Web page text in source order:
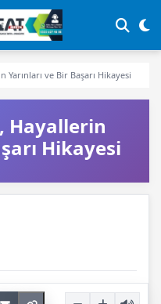
Yarınları ve Bir Başarı Hikayesi
Hayallerin
Hikayesi